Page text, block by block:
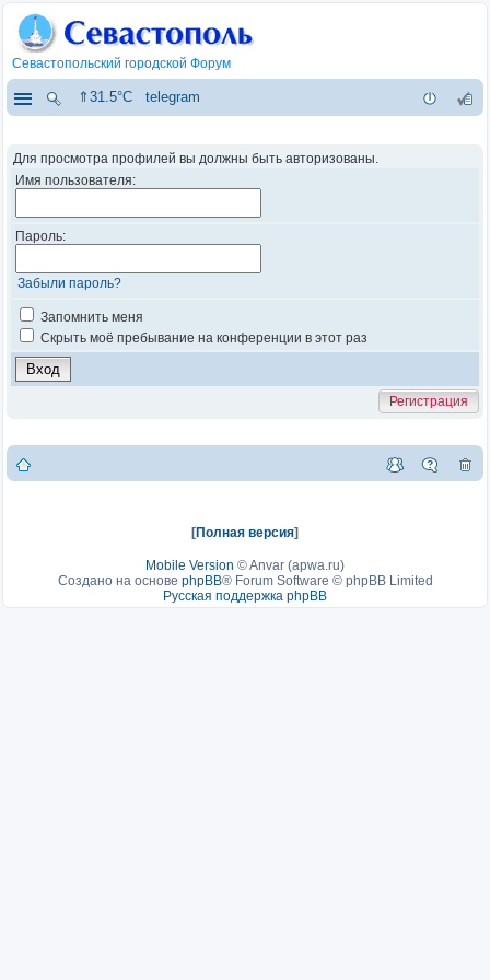
Севастопольский городской Форум
⇑31.5°C telegram
Для просмотра профилей вы должны быть авторизованы.
Имя пользователя:
Пароль:
Забыли пароль?
Запомнить меня
Скрыть моё пребывание на конференции в этот раз
Регистрация
[Полная версия]
Mobile Version ©Anvar (apwa.ru)
Создано на основе phpBB® Forum Software © phpBB Limited
Русская поддержка phpBB